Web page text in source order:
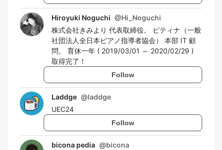
Hiroyuki Noguchi @Hi_Noguchi
株式会社きみより 代表取締役。 ピティナ（一般
社団法人全日本ピアノ指導者協会） 本部 IT 顧
問。 育休一年 ( 2019/03/01 ～ 2020/02/29 )
取得完了！
Follow
Laddge @laddge
UEC24
Follow
bicona pedia @bicona